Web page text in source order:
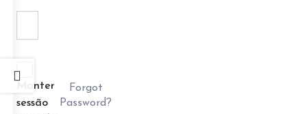
Manter
sessão
Forgot
Password?